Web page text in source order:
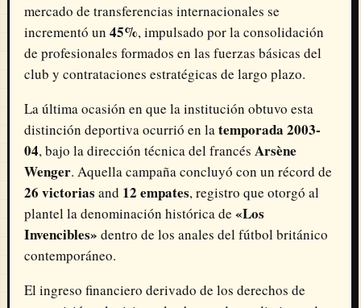
mercado de transferencias internacionales se
incrementó un 45%, impulsado por la consolidación
de profesionales formados en las fuerzas básicas del
club y contrataciones estratégicas de largo plazo.
La última ocasión en que la institución obtuvo esta
distinción deportiva ocurrió en latemporada 2003-
04, bajo la dirección técnica del francés Arsène
Wenger. Aquella campaña concluyó con un récord de
26 victorias and 12 empates, registro que otorgó al
plantel la denominación histórica de «Los
Invencibles» dentro de los anales del fútbol británico
contemporáneo.
El ingreso financiero derivado de los derechos de